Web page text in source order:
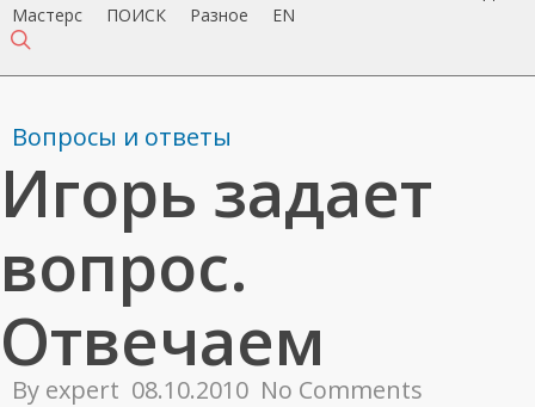
Мастерс
ПОИСК Разное EN
Вопросы и ответы
Игорь задает
вопрос.
Отвечаем
By expert 08.10.2010 No Comments